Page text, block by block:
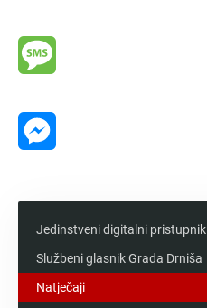
Jedinstveni digitalni pristupnik
Službeni glasnik Grada Drniša
Natječaji